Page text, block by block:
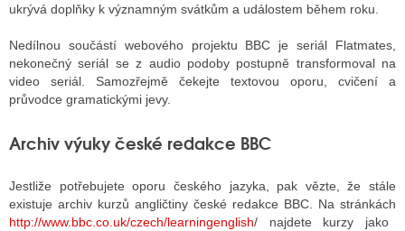
ukrývá doplňky k významným svátkům a událostem během roku.
Nedílnou součástí webového projektu BBC je seriál Flatmates,
nekonečný seriál se z audio podoby postupně transformoval na
video seriál. Samozřejmě čekejte textovou oporu, cvičení a
průvodce gramatickými jevy.
Archiv výuky české redakce BBC
Jestliže potřebujete oporu českého jazyka, pak vězte, že stále
existuje archiv kurzů angličtiny české redakce BBC. Na stránkách
http://www.bbc.co.uk/czech/learningenglish/ najdete kurzy jako